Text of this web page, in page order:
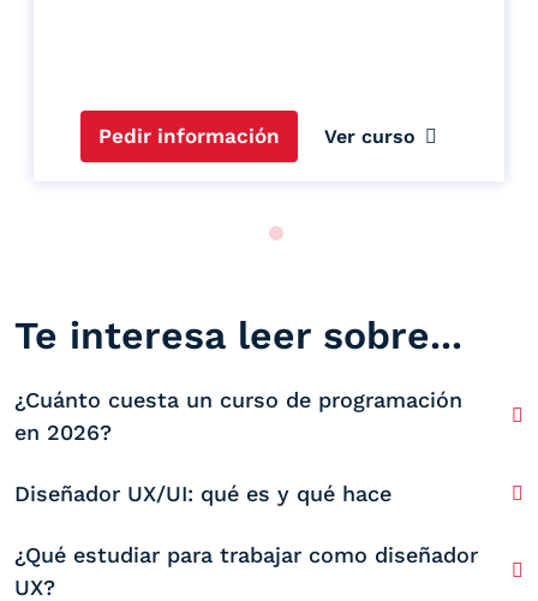
Pedir información Ver curso
Te interesa leer sobre...
¿Cuánto cuesta un curso de programación
en 2026?
Diseñador UX/UI: qué es y qué hace
¿Qué estudiar para trabajar como diseñador
UX?